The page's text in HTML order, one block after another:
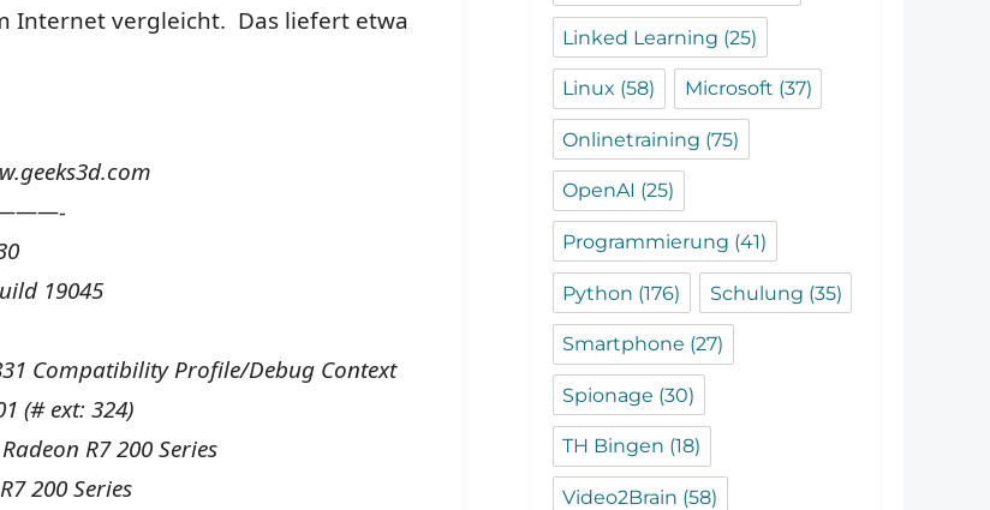
Internet vergleicht. Das liefert etwa
19045
Compatibility Profile/Debug Context
(# ext: 324)
Radeon R7 200 Series
200 Series
Linked Learning (25)
Linux (58) Microsoft (37)
Onlinetraining (75)
OpenAI (25)
Programmierung (41)
Python (176) Schulung (35)
Smartphone (27)
Spionage (30)
TH Bingen (18)
Video2Brain (58)